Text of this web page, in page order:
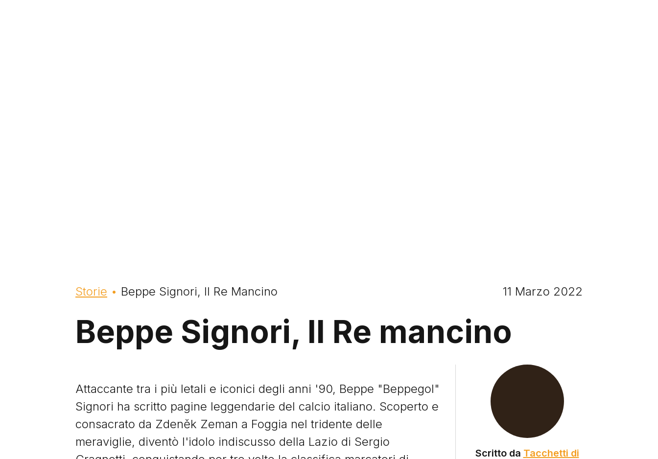
Briciole di pane
Storie Beppe Signori, Il Re Mancino 11 Marzo 2022
Beppe Signori, Il Re mancino
Attaccante tra i più letali e iconici degli anni '90, Beppe "Beppegol"
Signori ha scritto pagine leggendarie del calcio italiano. Scoperto e
consacrato da Zdeněk Zeman a Foggia nel tridente delle
meraviglie, diventò l'idolo indiscusso della Lazio di Sergio
Scritto da Tacchetti di